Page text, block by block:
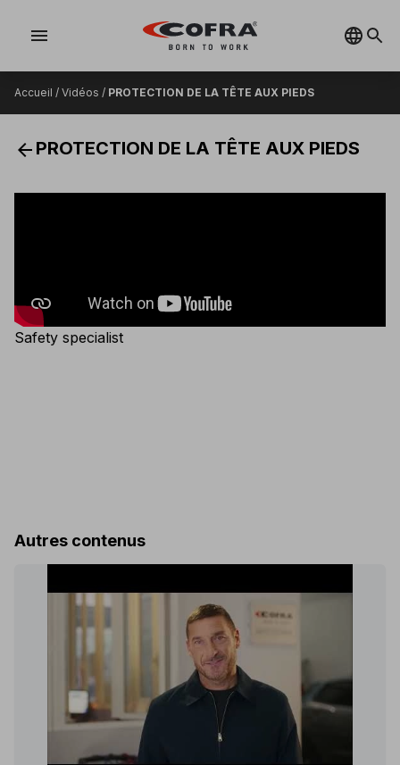
menu
Accueil / Vidéos / PROTECTION DE LA TÊTE AUX PIEDS
arrow_back PROTECTION DE LA TÊTE AUX PIEDS
Safety specialist
Autres contenus